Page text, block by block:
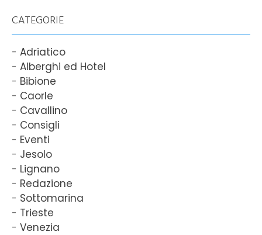
CATEGORIE
Adriatico
Alberghi ed Hotel
Bibione
Caorle
Cavallino
Consigli
Eventi
Jesolo
Lignano
Redazione
Sottomarina
Trieste
Venezia